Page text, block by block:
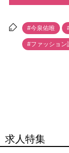
#今泉佑唯
#ファッション
求人特集